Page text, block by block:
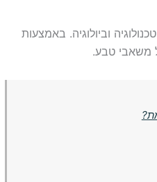
וביולוגיה. באמצעות
משאבי טבע.